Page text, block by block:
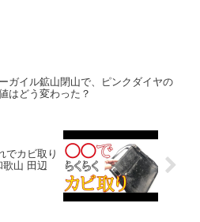
ガイル鉱山閉山で、ピンクダイヤの
はどう変わった？
でカビ取り